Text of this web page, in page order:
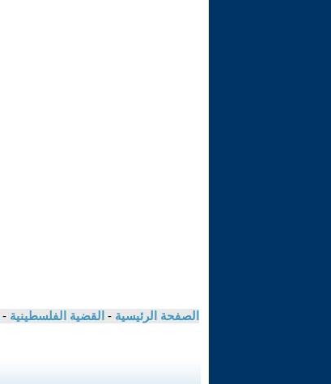
الصفحة الرئيسية - القضية الفلسطينية -